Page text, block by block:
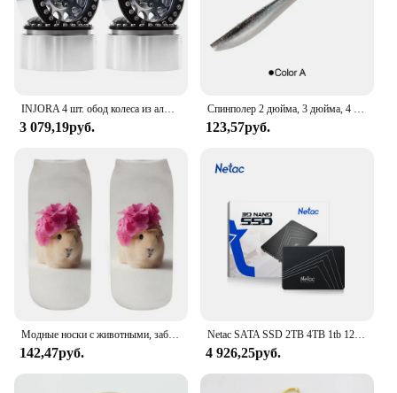
INJORA 4 шт. обод колеса из алюминиевого сплава с ЧПУ 1,9 для 1/10 RC гусеничного автомобиля Axial SCX10 90046 AXI03007 TRX4 VS4-10 Redcat Gen8
3 079,19руб.
Спинполер 2 дюйма, 3 дюйма, 4 дюйма, мягкие рыболовные приманки, джерк, гольян, Shad, мягкая приманка для плавания, сплит-хвост для окуня, форели, щуки, судака, песка
123,57руб.
Модные носки с животными, забавные кавайные женские милые носки с 3D рисунком домашних животных для фитнеса, хомяка, много стилей, крутые прямые поставки
142,47руб.
Netac SATA SSD 2TB 4TB 1tb 128gb SSD 480gb 512gb 256gb HD SSD Жесткий диск Hdd Внутренний твердотельный накопитель для ноутбука
4 926,25руб.